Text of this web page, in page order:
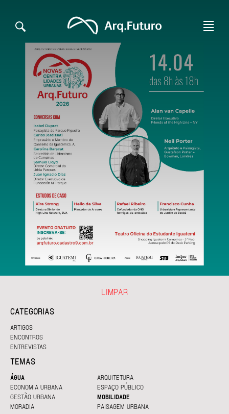
CATEGORIAS
ARTIGOS
ENCONTROS
ENTREVISTAS
TEMAS
ÁGUA
ARQUITETURA
ECONOMIA URBANA
ESPAÇO PÚBLICO
GESTÃO URBANA
MOBILIDADE
MORADIA
PAISAGEM URBANA
LIMPAR